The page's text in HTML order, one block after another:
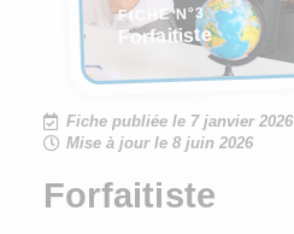
FICHE N°3
Forfaitiste
Fiche publiée le 7 janvier 2026
Mise à jour le 8 juin 2026
Forfaitiste